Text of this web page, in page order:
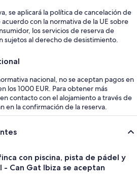
se aplicará la política de cancelación de
con la normativa de la UE sobre
los servicios de reserva de
sujetos al derecho de desistimiento.
nacional, no se aceptan pagos en
los 1000 EUR. Para obtener más
contacto con el alojamiento a través de
en la confirmación de la reserva.
con piscina, pista de pádel y
Can Gat Ibiza se aceptan